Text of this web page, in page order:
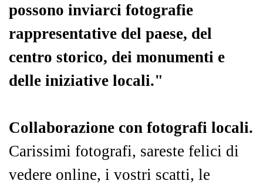
possono inviarci fotografie
rappresentative del paese, del
centro storico, dei monumenti e
delle iniziative locali."
Collaborazione con fotografi locali.
Carissimi fotografi, sareste felici di
vedere online, i vostri scatti, le